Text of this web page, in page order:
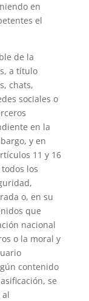
en
el
de la
a título
chats,
sociales o
en la
y en
11 y 16
los
o, en su
que
nacional
o la moral y
contenido
se